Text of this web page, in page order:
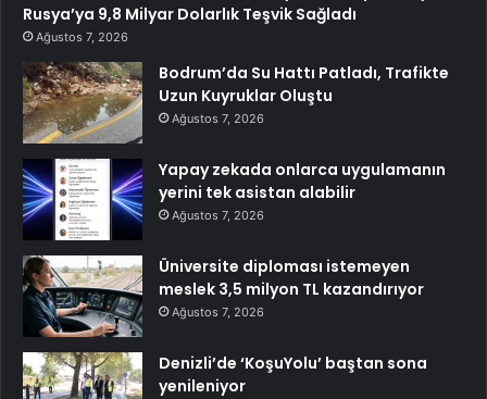
Rusya’ya 9,8 Milyar Dolarlık Teşvik Sağladı
Ağustos 7, 2026
Bodrum’da Su Hattı Patladı, Trafikte
Uzun Kuyruklar Oluştu
Ağustos 7, 2026
Yapay zekada onlarca uygulamanın
yerini tek asistan alabilir
Ağustos 7, 2026
Üniversite diploması istemeyen
meslek 3,5 milyon TL kazandırıyor
Ağustos 7, 2026
Denizli’de ‘KoşuYolu’ baştan sona
yenileniyor